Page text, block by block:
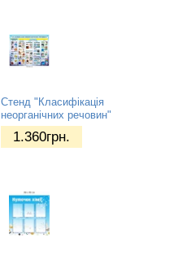
Стенд "Класифікація
неорганічних речовин"
1.360грн.